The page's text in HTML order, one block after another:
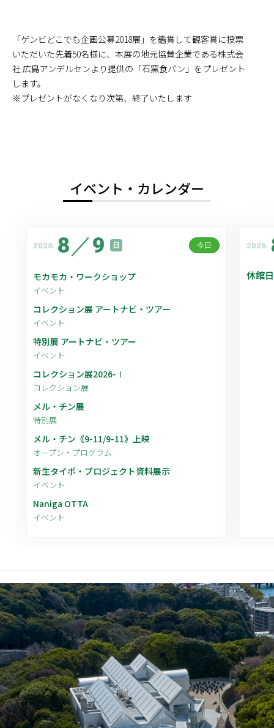
「ゲンビどこでも企画公募2018展」を鑑賞して観客賞に投票
いただいた先着50名様に、本展の地元協賛企業である株式会
社 広島アンデルセンより提供の「石窯食パン」をプレゼント
します。
※プレゼントがなくなり次第、終了いたします
イベント・カレンダー
2026 8／9 日 今日
モカモカ・ワークショップ
イベント
コレクション展 アートナビ・ツアー
イベント
特別展 アートナビ・ツアー
イベント
コレクション展2026-Ⅰ
コレクション展
メル・チン展
特別展
メル・チン《9-11/9-11》上映
オープン・プログラム
新生タイポ・プロジェクト資料展示
イベント
Naniga OTTA
イベント
2026
休館日